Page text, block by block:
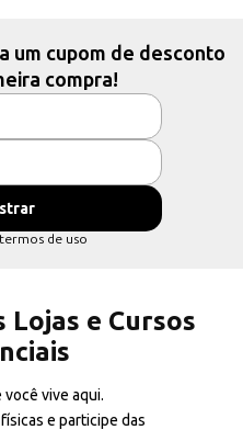
um cupom de desconto
compra!
de uso
Lojas e Cursos
vive aqui.
e participe das